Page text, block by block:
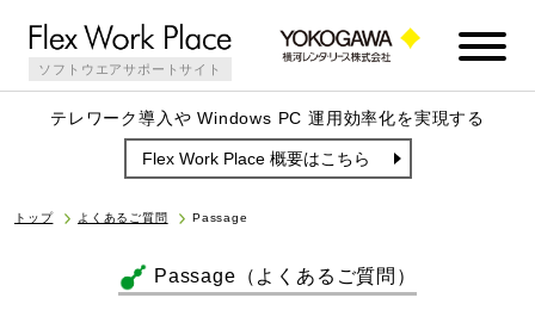
ソフトウエアサポートサイト
テレワーク導入や Windows PC 運用効率化を実現する
Flex Work Place 概要はこちら
トップ よくあるご質問 Passage
Passage（よくあるご質問）